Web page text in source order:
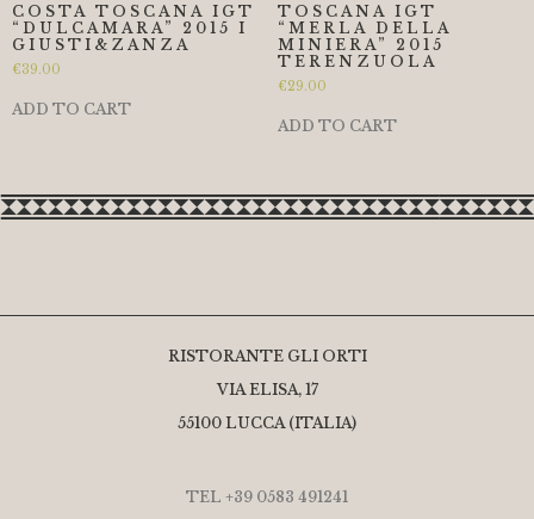
COSTA TOSCANA IGT
“DULCAMARA” 2015 I
GIUSTI&ZANZA
€39.00
ADD TO CART
TOSCANA IGT
“MERLA DELLA
MINIERA” 2015
TERENZUOLA
€29.00
ADD TO CART
RISTORANTE GLI ORTI
VIA ELISA, 17
55100 LUCCA (ITALIA)
TEL +39 0583 491241